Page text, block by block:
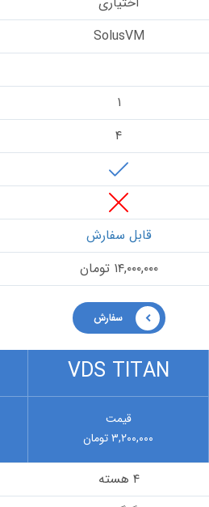
SolusVM
قابل سفارش
۱۴,۰۰۰,۰۰۰ تومان
سفارش
VDS TITAN
قیمت
۳,۲۰۰,۰۰۰ تومان